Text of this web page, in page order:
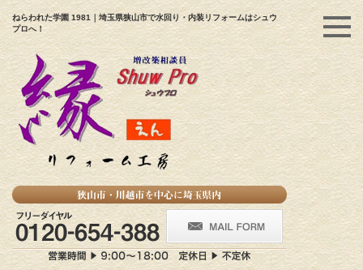
ねらわれた学園 1981｜埼玉県狭山市で水回り・内装リフォームはシュウ
プロへ！